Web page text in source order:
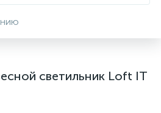
LED
Kink Light
из Италии
светильник Loft IT